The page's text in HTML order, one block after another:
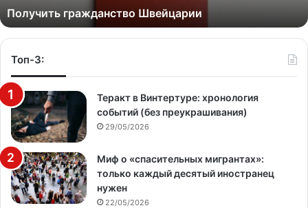
Получить гражданство Швейцарии
Топ-3:
Теракт в Винтертуре: хронология
событий (без преукрашивания)
29/05/2026
Миф о «спасительных мигрантах»:
только каждый десятый иностранец
нужен
22/05/2026